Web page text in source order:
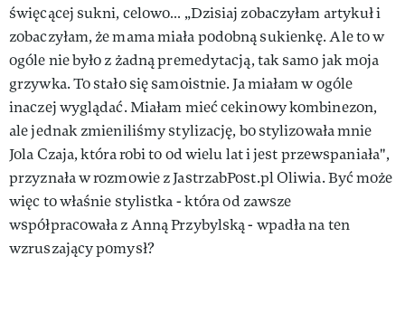
święcącej sukni, celowo… „Dzisiaj zobaczyłam artykuł i
zobaczyłam, że mama miała podobną sukienkę. Ale to w
ogóle nie było z żadną premedytacją, tak samo jak moja
grzywka. To stało się samoistnie. Ja miałam w ogóle
inaczej wyglądać. Miałam mieć cekinowy kombinezon,
ale jednak zmieniliśmy stylizację, bo stylizowała mnie
Jola Czaja, która robi to od wielu lat i jest przewspaniała",
przyznała w rozmowie z JastrzabPost.pl Oliwia. Być może
więc to właśnie stylistka - która od zawsze
współpracowała z Anną Przybylską - wpadła na ten
wzruszający pomysł?